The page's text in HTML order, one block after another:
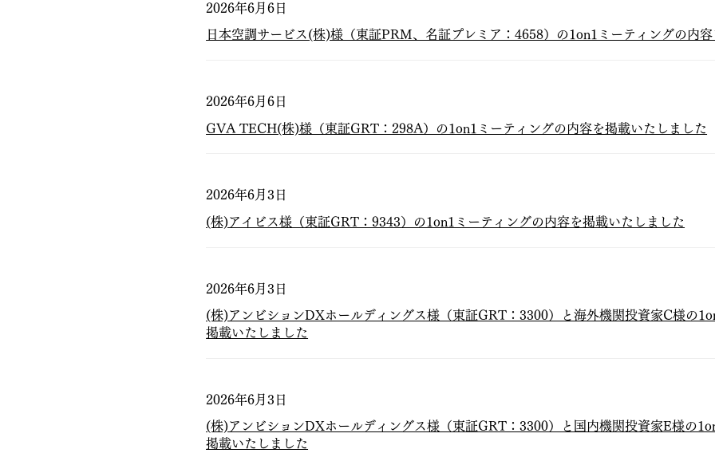
2026年6月6日
日本空調サービス(株)様（東証PRM、名証プレミア：4658）の1on1ミーティングの内
2026年6月6日
GVA TECH(株)様（東証GRT：298A）の1on1ミーティングの内容を掲載いたしました
2026年6月3日
(株)アイビス様（東証GRT：9343）の1on1ミーティングの内容を掲載いたしました
2026年6月3日
(株)アンビションDXホールディングス様（東証GRT：3300）と海外機関投資家C様の
掲載いたしました
2026年6月3日
(株)アンビションDXホールディングス様（東証GRT：3300）と国内機関投資家E様の
掲載いたしました